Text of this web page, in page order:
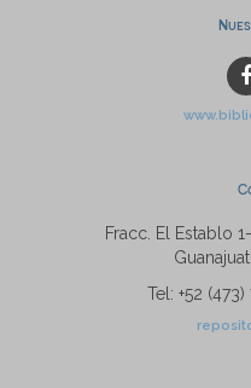
Fracc. El Establo
Tel: +52